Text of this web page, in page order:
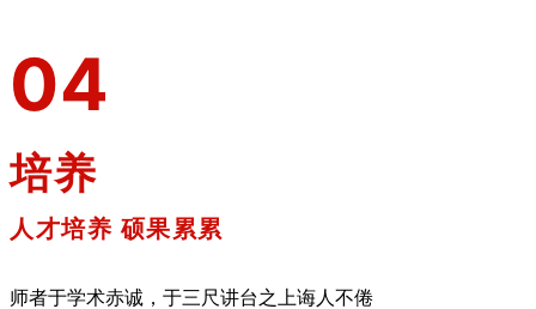
04
培养
人才培养 硕果累累
师者于学术赤诚，于三尺讲台之上诲人不倦